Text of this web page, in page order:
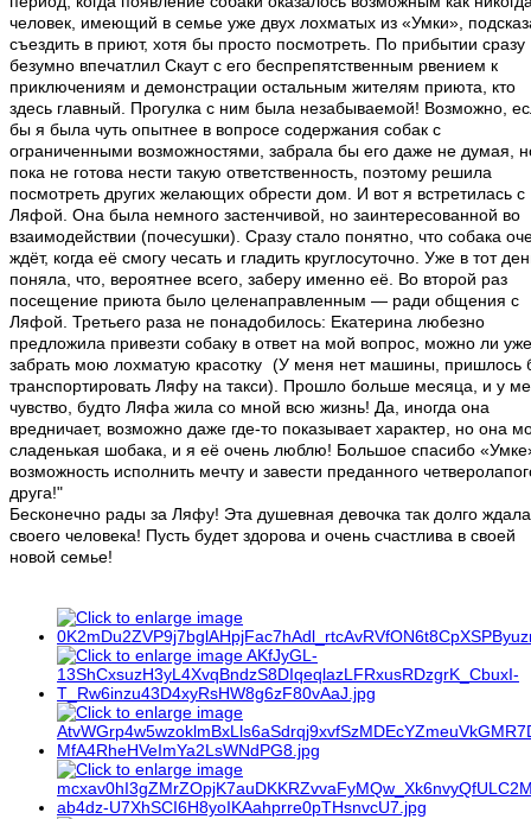
человек, имеющий в семье уже двух лохматых из «Умки»,
съездить в приют, хотя бы просто посмотреть. По прибытии сразу
безумно впечатлил Скаут с его беспрепятственным рвением к
приключениям и демонстрации остальным жителям приюта, кто
здесь главный. Прогулка с ним была незабываемой! Возможно,
бы я была чуть опытнее в вопросе содержания собак с
ограниченными возможностями, забрала бы его даже не думая,
пока не готова нести такую ответственность, поэтому решила
посмотреть других желающих обрести дом. И вот я встретилась с
Ляфой. Она была немного застенчивой, но заинтересованной во
взаимодействии (почесушки). Сразу стало понятно, что собака
ждёт, когда её смогу чесать и гладить круглосуточно. Уже в тот
поняла, что, вероятнее всего, заберу именно её. Во второй раз
посещение приюта было целенаправленным — ради общения с
Ляфой. Третьего раза не понадобилось: Екатерина любезно
предложила привезти собаку в ответ на мой вопрос, можно ли уже
забрать мою лохматую красотку (У меня нет машины, пришлось
транспортировать Ляфу на такси). Прошло больше месяца, и у
чувство, будто Ляфа жила со мной всю жизнь! Да, иногда она
вредничает, возможно даже где-то показывает характер, но она
сладенькая шобака, и я её очень люблю! Большое спасибо
возможность исполнить мечту и завести преданного
друга!"
Бесконечно рады за Ляфу! Эта душевная девочка так долго ждала
своего человека! Пусть будет здорова и очень счастлива в своей
новой семье!